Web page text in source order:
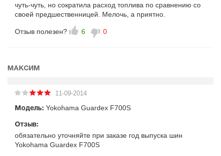
чуть-чуть, но сократила расход топлива по сравнению со
своей предшественницей. Мелочь, а приятно.
Отзыв полезен? 6 0
МАКСИМ
11-09-2014
Модель: Yokohama Guardex F700S
Отзыв:
обязательно уточняйте при заказе год выпуска шин
Yokohama Guardex F700S